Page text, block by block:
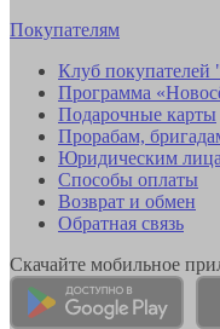
Покупателям
Клуб
Программа
Подарочные карты
Прорабам,
Юридическим
Способы оплаты
Возврат и обмен
Обратная связь
Скачайте мобильное